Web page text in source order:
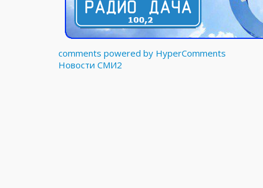
comments powered by HyperComments
Новости СМИ2